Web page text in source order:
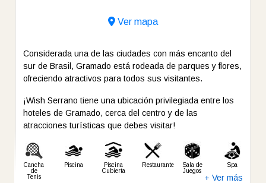
Ver mapa
Considerada una de las ciudades con más encanto del
sur de Brasil, Gramado está rodeada de parques y flores,
ofreciendo atractivos para todos sus visitantes.
¡Wish Serrano tiene una ubicación privilegiada entre los
hoteles de Gramado, cerca del centro y de las
atracciones turísticas que debes visitar!
+ Ver más
Cancha
de
Tenis
Piscina
Piscina
Cubierta
Restaurante
Sala de
Juegos
Spa